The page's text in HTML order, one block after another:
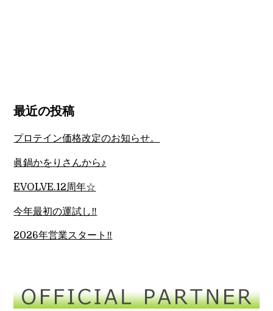
最近の投稿
プロテイン価格改定のお知らせ。
眞鍋かをりさんから♪
EVOLVE.12周年☆
今年最初の運試し‼︎
2026年営業スタート‼︎